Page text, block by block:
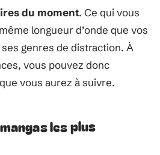
du moment. Ce qui vous
longueur d’onde que vos
genres de distraction. À
vous pouvez donc
vous aurez à suivre.
les plus